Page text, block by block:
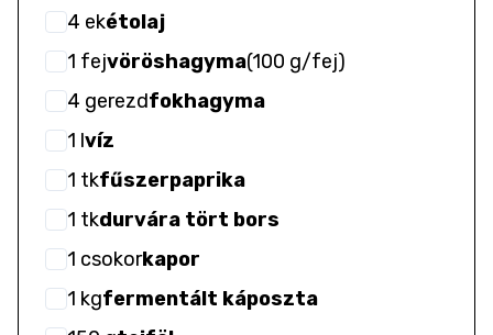
4 ekétolaj
1 fejvöröshagyma(100 g/fej)
4 gerezdfokhagyma
1 lvíz
1 tkfűszerpaprika
1 tkdurvára tört bors
1 csokorkapor
1 kgfermentált káposzta